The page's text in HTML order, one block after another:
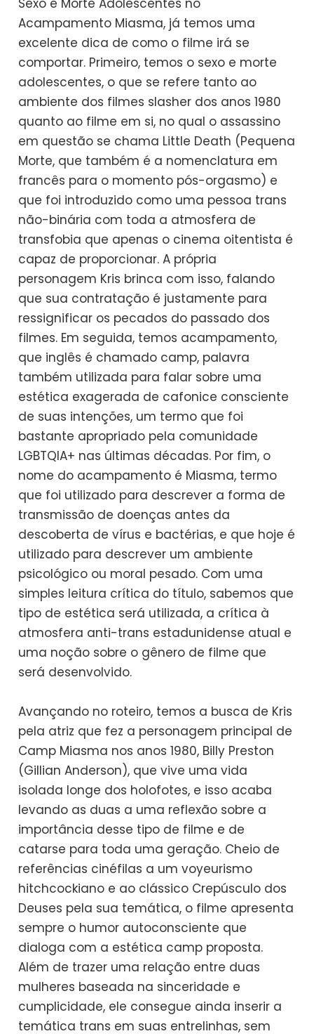
Sexo e Morte Adolescentes no
Acampamento Miasma, já temos uma
excelente dica de como o filme irá se
comportar. Primeiro, temos o sexo e morte
adolescentes, o que se refere tanto ao
ambiente dos filmes slasher dos anos 1980
quanto ao filme em si, no qual o assassino
em questão se chama Little Death (Pequena
Morte, que também é a nomenclatura em
francês para o momento pós-orgasmo) e
que foi introduzido como uma pessoa trans
não-binária com toda a atmosfera de
transfobia que apenas o cinema oitentista é
capaz de proporcionar. A própria
personagem Kris brinca com isso, falando
que sua contratação é justamente para
ressignificar os pecados do passado dos
filmes. Em seguida, temos acampamento,
que inglês é chamado camp, palavra
também utilizada para falar sobre uma
estética exagerada de cafonice consciente
de suas intenções, um termo que foi
bastante apropriado pela comunidade
LGBTQIA+ nas últimas décadas. Por fim, o
nome do acampamento é Miasma, termo
que foi utilizado para descrever a forma de
transmissão de doenças antes da
descoberta de vírus e bactérias, e que hoje é
utilizado para descrever um ambiente
psicológico ou moral pesado. Com uma
simples leitura crítica do título, sabemos que
tipo de estética será utilizada, a crítica à
atmosfera anti-trans estadunidense atual e
uma noção sobre o gênero de filme que
será desenvolvido.
Avançando no roteiro, temos a busca de Kris
pela atriz que fez a personagem principal de
Camp Miasma nos anos 1980, Billy Preston
(Gillian Anderson), que vive uma vida
isolada longe dos holofotes, e isso acaba
levando as duas a uma reflexão sobre a
importância desse tipo de filme e de
catarse para toda uma geração. Cheio de
referências cinéfilas a um voyeurismo
hitchcockiano e ao clássico Crepúsculo dos
Deuses pela sua temática, o filme apresenta
sempre o humor autoconsciente que
dialoga com a estética camp proposta.
Além de trazer uma relação entre duas
mulheres baseada na sinceridade e
cumplicidade, ele consegue ainda inserir a
temática trans em suas entrelinhas, sem